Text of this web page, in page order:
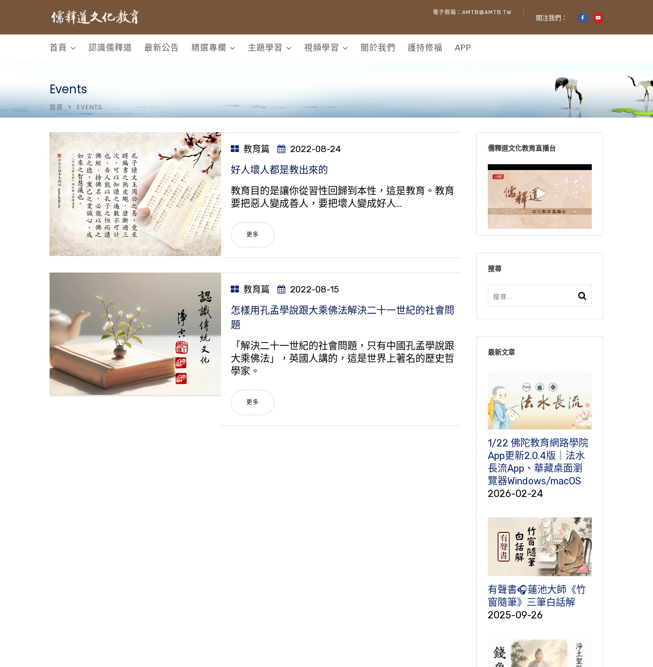
電子郵箱：AMTB@AMTB.TW
關注我們：
首頁 認識儒釋道 最新公告 精選專欄 主題學習 視頻學習 關於我們 護持修福 APP
Events
首頁 EVENTS
教育篇 2022-08-24
好人壞人都是教出來的
教育目的是讓你從習性回歸到本性，這是教育。教育
要把惡人變成善人，要把壞人變成好人…
更多
教育篇 2022-08-15
怎樣用孔孟學說跟大乘佛法解決二十一世紀的社會問
題
「解決二十一世紀的社會問題，只有中國孔孟學說跟
大乘佛法」，英國人講的，這是世界上著名的歷史哲
學家。
更多
儒釋道文化教育直播台
搜尋
最新文章
1/22 佛陀教育網路學院
App更新2.0.4版｜法水
長流App、華藏桌面瀏
覽器Windows/macOS
2026-02-24
有聲書🎧蓮池大師《竹
窗隨筆》三筆白話解
2025-09-26